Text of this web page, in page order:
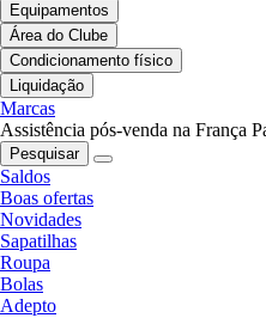
Equipamentos
Área do Clube
Condicionamento físico
Liquidação
Marcas
Assistência pós-venda na França
Pesquisar
Saldos
Boas ofertas
Novidades
Sapatilhas
Roupa
Bolas
Adepto